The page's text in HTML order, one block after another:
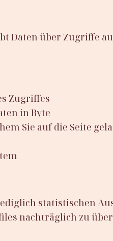
Daten über Zugriffe
Zugriffes
in Byte
Sie auf die Seite
statistischen
nachträglich zu